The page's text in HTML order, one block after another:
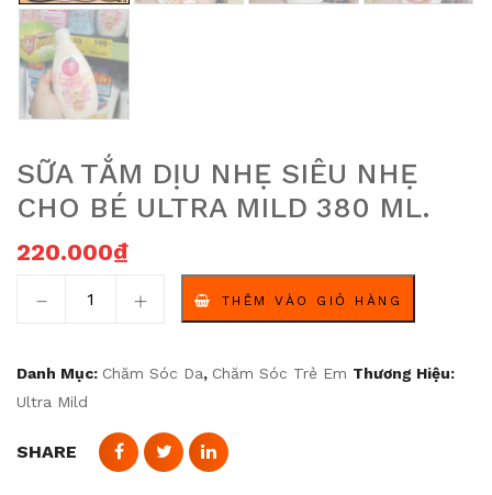
SỮA TẮM DỊU NHẸ SIÊU NHẸ
CHO BÉ ULTRA MILD 380 ML.
220.000₫
THÊM VÀO GIỎ HÀNG
Danh Mục: Chăm Sóc Da, Chăm Sóc Trẻ Em Thương Hiệu:
Ultra Mild
SHARE